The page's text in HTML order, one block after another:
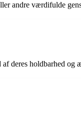
andre værdifulde
deres holdbarhed og